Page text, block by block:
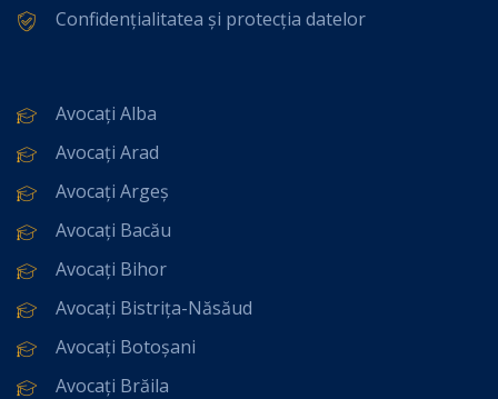
Confidențialitatea și protecția datelor
Avocați Alba
Avocați Arad
Avocați Argeș
Avocați Bacău
Avocați Bihor
Avocați Bistrița-Năsăud
Avocați Botoșani
Avocați Brăila